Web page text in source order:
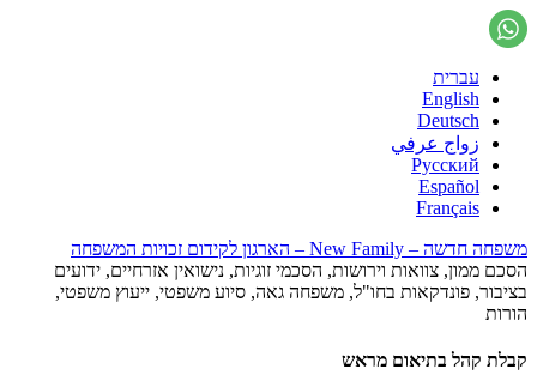
עברית
English
Deutsch
زواج عرفي
Русский
Español
Français
משפחה חדשה – New Family – הארגון לקידום זכויות המשפחה
הסכם ממון, צוואות וירושות, הסכמי זוגיות, נישואין אזרחיים, ידועים
בציבור, פונדקאות בחו"ל, משפחה גאה, סיוע משפטי, ייעוץ משפטי,
הורות
קבלת קהל בתיאום מראש